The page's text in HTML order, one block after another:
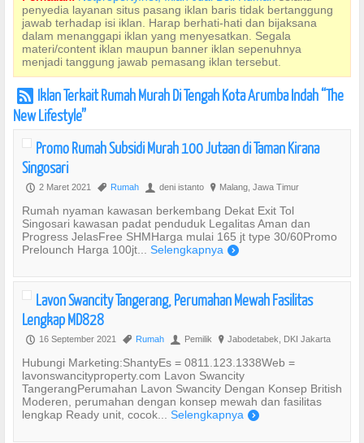
penyedia layanan situs pasang iklan baris tidak bertanggung
jawab terhadap isi iklan. Harap berhati-hati dan bijaksana
dalam menanggapi iklan yang menyesatkan. Segala
materi/content iklan maupun banner iklan sepenuhnya
menjadi tanggung jawab pemasang iklan tersebut.
r Iklan Terkait Rumah Murah Di Tengah Kota Arumba Indah “The
New Lifestyle”
Promo Rumah Subsidi Murah 100 Jutaan di Taman Kirana
Singosari
P 2 Maret 2021 , Rumah U deni istanto ? Malang, Jawa Timur
Rumah nyaman kawasan berkembang Dekat Exit Tol
Singosari kawasan padat penduduk Legalitas Aman dan
Progress JelasFree SHMHarga mulai 165 jt type 30/60Promo
Prelounch Harga 100jt... Selengkapnya )
Lavon Swancity Tangerang, Perumahan Mewah Fasilitas
Lengkap MD828
P 16 September 2021 , Rumah U Pemilik ? Jabodetabek, DKI Jakarta
Hubungi Marketing:ShantyEs = 0811.123.1338Web =
lavonswancityproperty.com Lavon Swancity
TangerangPerumahan Lavon Swancity Dengan Konsep British
Moderen, perumahan dengan konsep mewah dan fasilitas
lengkap Ready unit, cocok... Selengkapnya )